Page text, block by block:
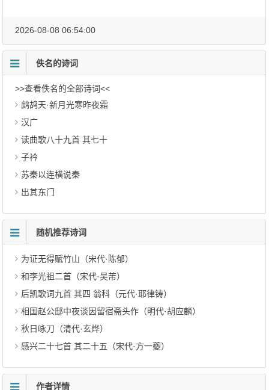
2026-08-08 06:54:00
佚名的诗词
>>查看佚名的全部诗词<<
鹧鸪天·新月光寒昨夜霜
汉广
读曲歌八十九首 其七十
子衿
苏秦以连横说秦
出其东门
随机推荐诗词
为证无得赋竹山（宋代·陈郁）
和李光祖二首（宋代·吴芾）
后凯歌词九首 其四 翁科（元代·耶律铸）
相国赵公邸中夜谈因留宿斋头作（明代·胡应麟）
秋日咏刀（清代·玄烨）
感兴二十七首 其二十五（宋代·方一夔）
作者详情